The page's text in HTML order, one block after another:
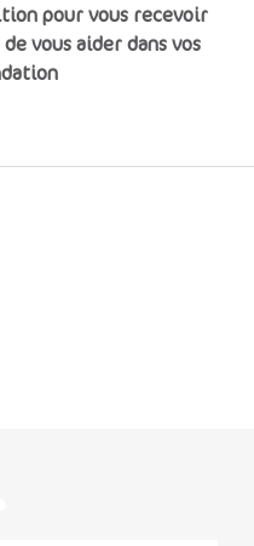
pour vous recevoir
vous aider dans vos